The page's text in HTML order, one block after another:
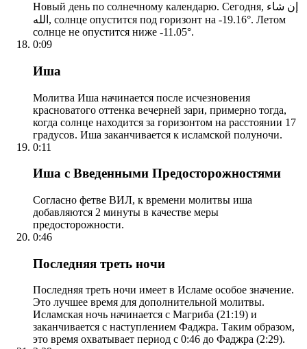
Новый день по солнечному календарю. Сегодня, إن شاء
الله, солнце опустится под горизонт на -19.16°. Летом
солнце не опустится ниже -11.05°.
0:09
Иша
Молитва Иша начинается после исчезновения
красноватого оттенка вечерней зари, примерно тогда,
когда солнце находится за горизонтом на расстоянии 17
градусов. Иша заканчивается к исламской полуночи.
0:11
Иша с Введенными Предосторожностями
Согласно фетве ВИЛ, к времени молитвы иша
добавляются 2 минуты в качестве меры
предосторожности.
0:46
Последняя треть ночи
Последняя треть ночи имеет в Исламе особое значение.
Это лучшее время для дополнительной молитвы.
Исламская ночь начинается с Магриба (21:19) и
заканчивается с наступлением Фаджра. Таким образом,
это время охватывает период с 0:46 до Фаджра (2:29).